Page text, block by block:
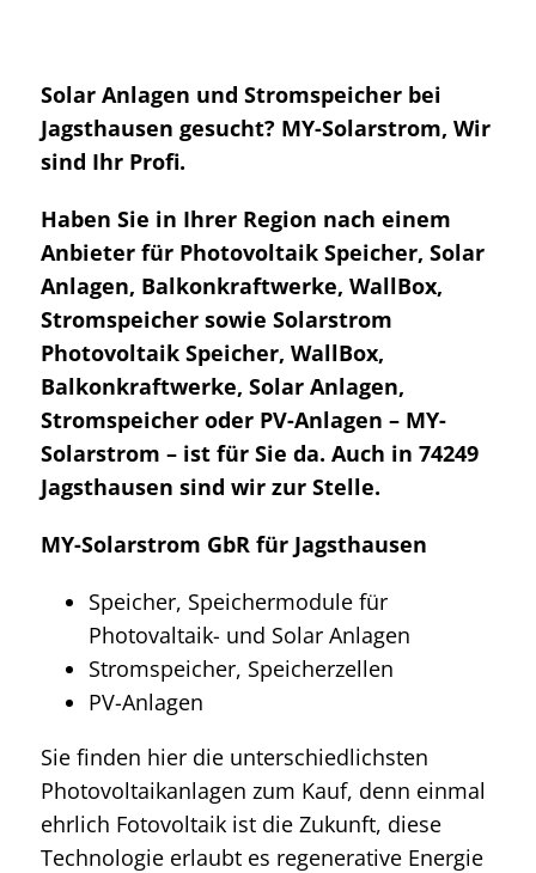
Solar Anlagen und Stromspeicher bei
Jagsthausen gesucht? MY-Solarstrom, Wir
sind Ihr Profi.
Haben Sie in Ihrer Region nach einem
Anbieter für Photovoltaik Speicher, Solar
Anlagen, Balkonkraftwerke, WallBox,
Stromspeicher sowie Solarstrom
Photovoltaik Speicher, WallBox,
Balkonkraftwerke, Solar Anlagen,
Stromspeicher oder PV-Anlagen – MY-
Solarstrom – ist für Sie da. Auch in 74249
Jagsthausen sind wir zur Stelle.
MY-Solarstrom GbR für Jagsthausen
Speicher, Speichermodule für
Photovaltaik- und Solar Anlagen
Stromspeicher, Speicherzellen
PV-Anlagen
Sie finden hier die unterschiedlichsten
Photovoltaikanlagen zum Kauf, denn einmal
ehrlich Fotovoltaik ist die Zukunft, diese
Technologie erlaubt es regenerative Energie